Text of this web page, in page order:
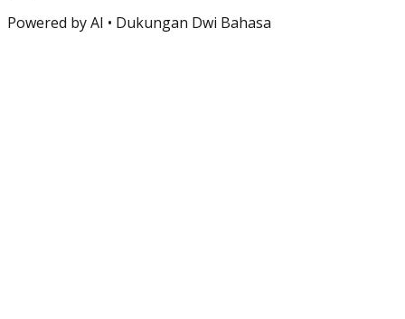
Powered by AI • Dukungan Dwi Bahasa